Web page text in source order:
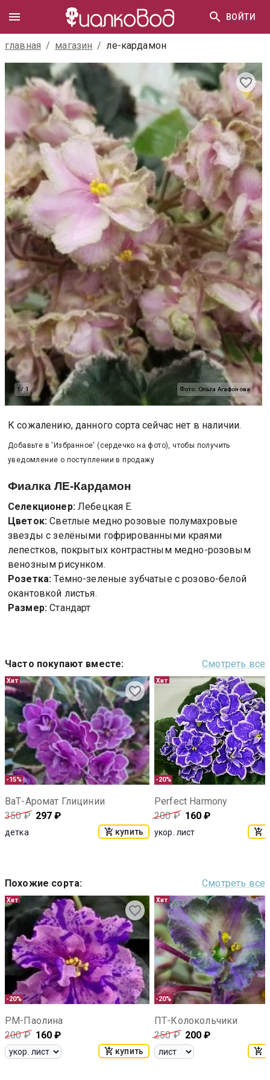
ВОЙТИ
главная / магазин / ле-кардамон
1 /1 Фото: Ольга Агафонова
К сожалению, данного сорта сейчас нет в наличии.
Добавьте в 'Избранное' (сердечко на фото), чтобы получить
уведомление о поступлении в продажу
Фиалка ЛЕ-Кардамон
Селекционер: Лебецкая Е.
Цветок: Светлые медно розовые полумахровые
звезды с зелёными гофрированными краями
лепестков, покрытых контрастным медно-розовым
венозным рисунком.
Розетка: Темно-зеленые зубчатые с розово-белой
окантовкой листья.
Размер: Стандарт
Часто покупают вместе: Смотреть все
-15%
Хит
ВаТ-Аромат Глицинии
350₽ 297 ₽
детка купить
-20%
Хит
Perfect Harmony
200₽ 160 ₽
укор. лист
Похожие сорта: Смотреть все
-20%
Хит
РМ-Паолина
200₽ 160 ₽
купить
-20%
Хит
ПТ-Колокольчики
250₽ 200 ₽